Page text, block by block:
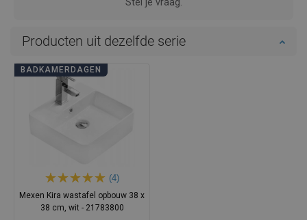
Stel je vraag.
Producten uit dezelfde serie
BADKAMERDAGEN
(4)
Mexen Kira wastafel opbouw 38 x
38 cm, wit - 21783800